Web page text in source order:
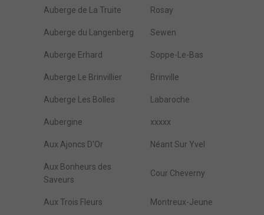
Auberge de La Truite Rosay
Auberge du Langenberg Sewen
Auberge Erhard Soppe-Le-Bas
Auberge Le Brinvillier Brinville
Auberge Les Bolles Labaroche
Aubergine xxxxx
Aux Ajoncs D'Or Néant Sur Yvel
Aux Bonheurs des
Saveurs
Cour Cheverny
Aux Trois Fleurs Montreux-Jeune